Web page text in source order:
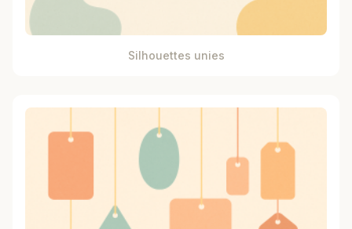
Silhouettes unies